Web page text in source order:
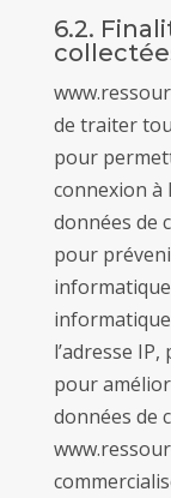
6.2.
de traiter
pour
connexion à
données de
pour
l’adresse
pour
données de